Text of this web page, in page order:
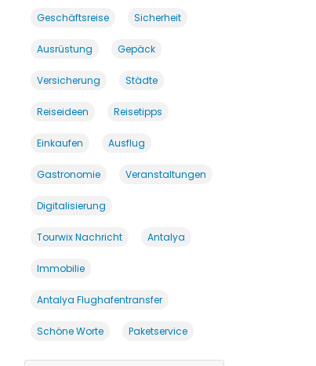
Geschäftsreise Sicherheit
Ausrüstung Gepäck
Versicherung Städte
Reiseideen Reisetipps
Einkaufen Ausflug
Gastronomie Veranstaltungen
Digitalisierung
Tourwix Nachricht Antalya
Immobilie
Antalya Flughafentransfer
Schöne Worte Paketservice